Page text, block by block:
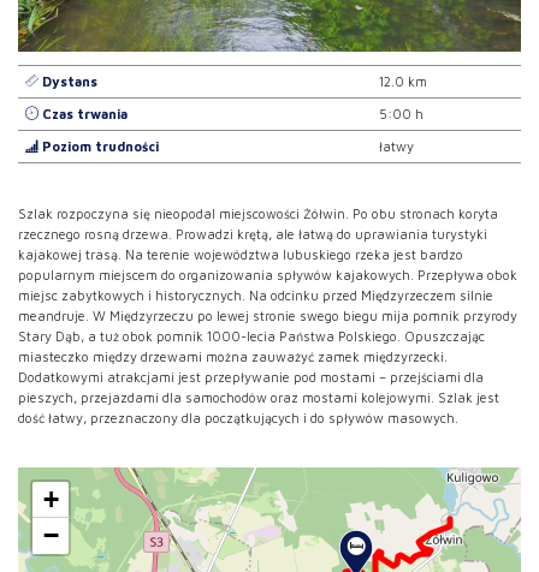
Dystans 12.0 km
Czas trwania 5:00 h
Poziom trudności łatwy
Szlak rozpoczyna się nieopodal miejscowości Żółwin. Po obu stronach koryta
rzecznego rosną drzewa. Prowadzi krętą, ale łatwą do uprawiania turystyki
kajakowej trasą. Na terenie województwa lubuskiego rzeka jest bardzo
popularnym miejscem do organizowania spływów kajakowych. Przepływa obok
miejsc zabytkowych i historycznych. Na odcinku przed Międzyrzeczem silnie
meandruje. W Międzyrzeczu po lewej stronie swego biegu mija pomnik przyrody
Stary Dąb, a tuż obok pomnik 1000-lecia Państwa Polskiego. Opuszczając
miasteczko między drzewami można zauważyć zamek międzyrzecki.
Dodatkowymi atrakcjami jest przepływanie pod mostami – przejściami dla
pieszych, przejazdami dla samochodów oraz mostami kolejowymi. Szlak jest
dość łatwy, przeznaczony dla początkujących i do spływów masowych.
+
−